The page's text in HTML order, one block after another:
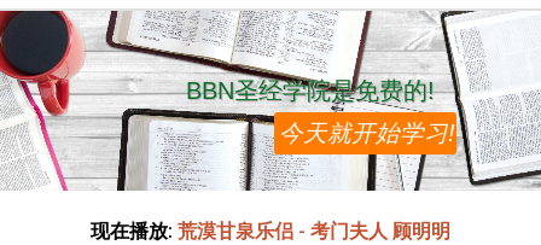
BBN圣经学院是免费的!
BBN圣经学院是免费的!
今天就开始学习!
现在播放: 荒漠甘泉乐侣 - 考门夫人 顾明明